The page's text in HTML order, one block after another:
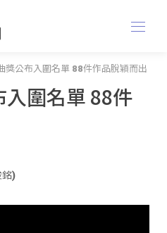
獎公布入圍名單 88件作品脫穎而出
圍名單 88件
銘)